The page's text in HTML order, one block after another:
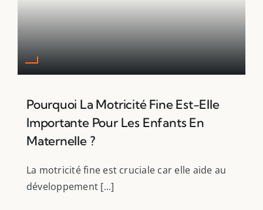
Pourquoi La Motricité Fine Est-Elle
Importante Pour Les Enfants En
Maternelle ?
La motricité fine est cruciale car elle aide au
développement [...]
Filter by Custom Post Type
Jeux Ludiques
Leçons
Podcasts